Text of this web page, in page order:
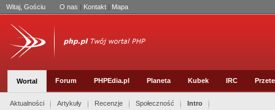
Witaj, Gościu O nas | Kontakt | Mapa
Wortal Forum PHPEdia.pl Planeta Kubek IRC
Aktualności Artykuły Recenzje Społeczność Intro